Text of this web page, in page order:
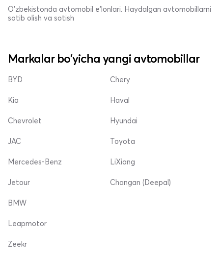
O'zbekistonda avtomobil e’lonlari. Haydalgan avtomobillarni
sotib olish va sotish
Markalar bo'yicha yangi avtomobillar
BYD
Kia
Chevrolet
Chery
Haval
Hyundai
JAC
Mercedes-Benz
Jetour
Toyota
LiXiang
Changan (Deepal)
BMW
Leapmotor
Zeekr